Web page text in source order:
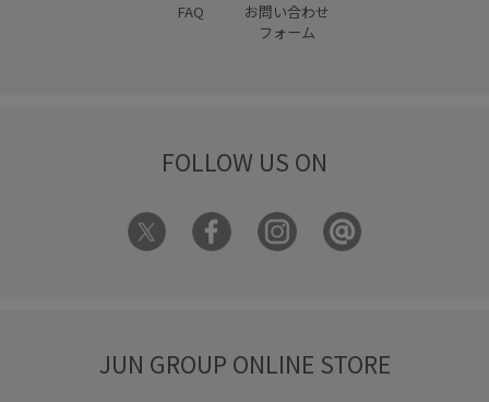
FAQ
お問い合わせ
フォーム
FOLLOW US ON
JUN GROUP ONLINE STORE